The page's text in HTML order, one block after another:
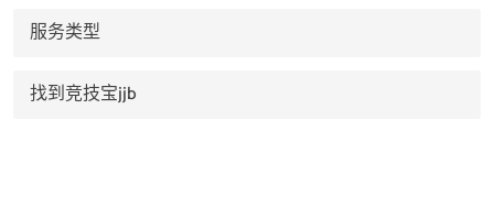
服务类型
找到竞技宝jjb